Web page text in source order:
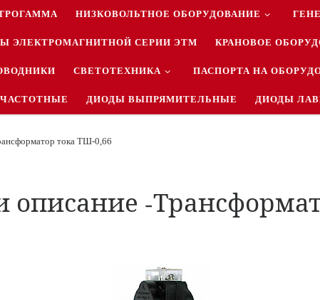
НИЗКОВОЛЬТНОЕ ОБОРУДОВАНИЕ
ЭЛЕКТРОМАГНИТНОЙ СЕРИИ ЭТМ КРАНОВОЕ
СВЕТОТЕХНИКА ПАСПОРТА НА
ДИОДЫ ВЫПРЯМИТЕЛЬНЫЕ ДИОДЫ
тока ТШ-0,66
описание -